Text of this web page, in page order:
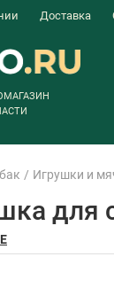
Доставка
Игрушки и
для